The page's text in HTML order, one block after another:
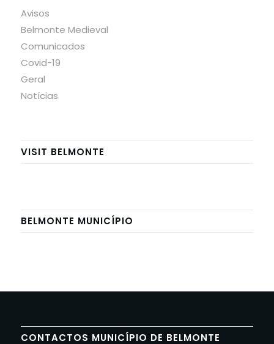
Avisos
Belmonte Medieval
Comunicados
Covid-19
Geral
Notícias
VISIT BELMONTE
BELMONTE MUNICÍPIO
CONTACTOS MUNICÍPIO DE BELMONTE